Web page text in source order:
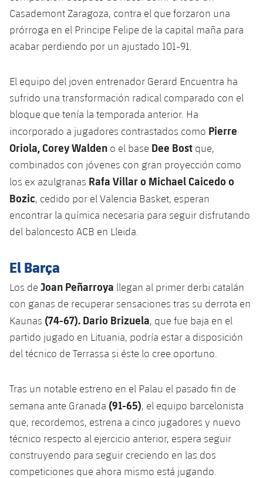
Palmarés
Masculino
Femenino
Actualidad
Jugadores
Resultados
Clasificaciones
Hockey sobre hielo
plusicon
más
Calendario
Resultados
Clasificaciones
Hockey hierba
plusicon
más
Hockey Hierba Masculino
Hockey Hierba Femenino
plusicon
más
Actualidad
Plantilla
Agenda
Escuela de Patinaje
Rugby
Actualidad
Jugadores
Calendario
Clasificaciones
Fotos
Voleibol
Noticias
Voleibol masculino
Apúntate a las amateurs
plusicon
Apúntate a las amateurs
League of Legends
VALORANT Rising
VALORANT Game Changers
eFootball
Casademont Zaragoza, contra el que forzaron una
prórroga en el Principe Felipe de la capital maña para
acabar perdiendo por un ajustado 101-91.
El equipo del joven entrenador Gerard Encuentra ha
sufrido una transformación radical comparado con el
bloque que tenía la temporada anterior. Ha
incorporado a jugadores contrastados como Pierre
Oriola, Corey Walden o el base Dee Bost que,
combinados con jóvenes con gran proyección como
los ex azulgranas Rafa Villar o Michael Caicedo o
Bozic, cedido por el Valencia Basket, esperan
encontrar la química necesaria para seguir disfrutando
del baloncesto ACB en Lleida.
El Barça
Los de Joan Peñarroya llegan al primer derbi catalán
con ganas de recuperar sensaciones tras su derrota en
Kaunas (74-67). Dario Brizuela, que fue baja en el
partido jugado en Lituania, podría estar a disposición
del técnico de Terrassa si éste lo cree oportuno.
Tras un notable estreno en el Palau el pasado fin de
semana ante Granada (91-65), el equipo barcelonista
que, recordemos, estrena a cinco jugadores y nuevo
técnico respecto al ejercicio anterior, espera seguir
construyendo para seguir creciendo en las dos
competiciones que ahora mismo está jugando.